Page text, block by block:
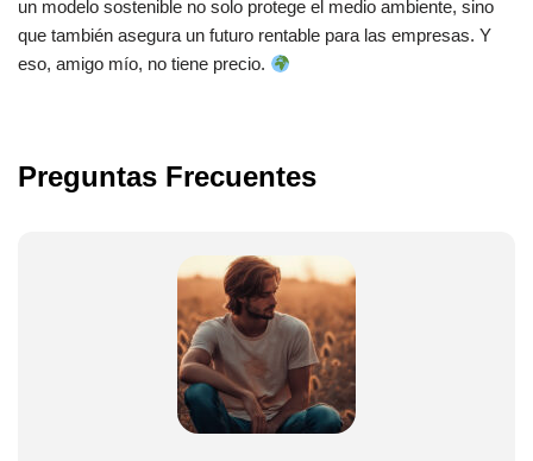
un modelo sostenible no solo protege el medio ambiente, sino
que también asegura un futuro rentable para las empresas. Y
eso, amigo mío, no tiene precio.
Preguntas Frecuentes